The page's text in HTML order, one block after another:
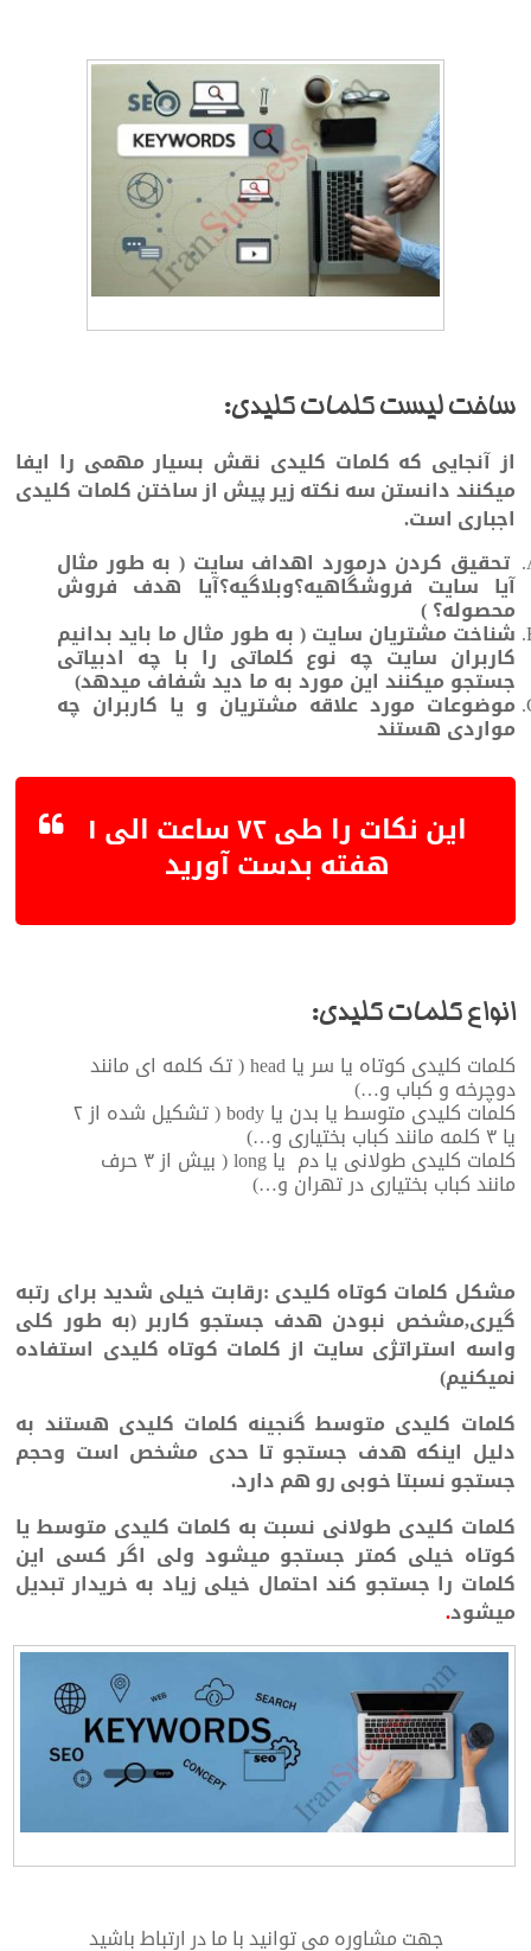
ساخت لیست کلمات کلیدی:
از آنجایی که کلمات کلیدی نقش بسیار مهمی را ایفا
میکنند دانستن سه نکته زیر پیش از ساختن کلمات کلیدی
اجباری است.
تحقیق کردن درمورد اهداف سایت ( به طور مثال
آیا سایت فروشگاهیه؟وبلاگیه؟آیا هدف فروش
محصوله؟ )
شناخت مشتریان سایت ( به طور مثال ما باید بدانیم
کاربران سایت چه نوع کلماتی را با چه ادبیاتی
جستجو میکنند این مورد به ما دید شفاف میدهد)
موضوعات مورد علاقه مشتریان و یا کاربران چه
مواردی هستند
این نکات را طی ۷۲ ساعت الی ۱
هفته بدست آورید
انواع کلمات کلیدی:
کلمات کلیدی کوتاه یا سر یا head ( تک کلمه ای مانند
دوچرخه و کباب و…)
کلمات کلیدی متوسط یا بدن یا body ( تشکیل شده از ۲
یا ۳ کلمه مانند کباب بختیاری و…)
کلمات کلیدی طولانی یا دم یا long ( بیش از ۳ حرف
مانند کباب بختیاری در تهران و…)
مشکل کلمات کوتاه کلیدی :رقابت خیلی شدید برای رتبه
گیری,مشخص نبودن هدف جستجو کاربر (به طور کلی
واسه استراتژی سایت از کلمات کوتاه کلیدی استفاده
نمیکنیم)
کلمات کلیدی متوسط گنجینه کلمات کلیدی هستند به
دلیل اینکه هدف جستجو تا حدی مشخص است وحجم
جستجو نسبتا خوبی رو هم دارد.
کلمات کلیدی طولانی نسبت به کلمات کلیدی متوسط یا
کوتاه خیلی کمتر جستجو میشود ولی اگر کسی این
کلمات را جستجو کند احتمال خیلی زیاد به خریدار تبدیل
میشود.
جهت مشاوره می توانید با ما در ارتباط باشید